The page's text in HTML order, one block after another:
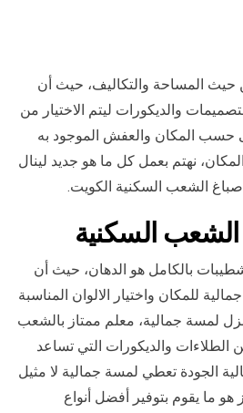
حيث المساحة والتكاليف، حيث أن
والديكورات ليتم الاختيار من
حسب المكان والعفش الموجود به
نهتم بعمل كل ما هو جديد لينال
الشعب السكنية الكويت.
السكنية
بالكامل هو الدهان، حيث أن
للمكان واختيار الالوان المناسبة
لمسة جمالية، معلم ممتاز بالشعب
والديكورات التي تساعد
الجودة تعطي لمسة جمالية لا مثيل
هو ما يقوم بتوفير أفضل أنواع